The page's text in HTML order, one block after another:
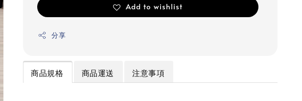
Add to wishlist
分享
商品規格 商品運送 注意事項